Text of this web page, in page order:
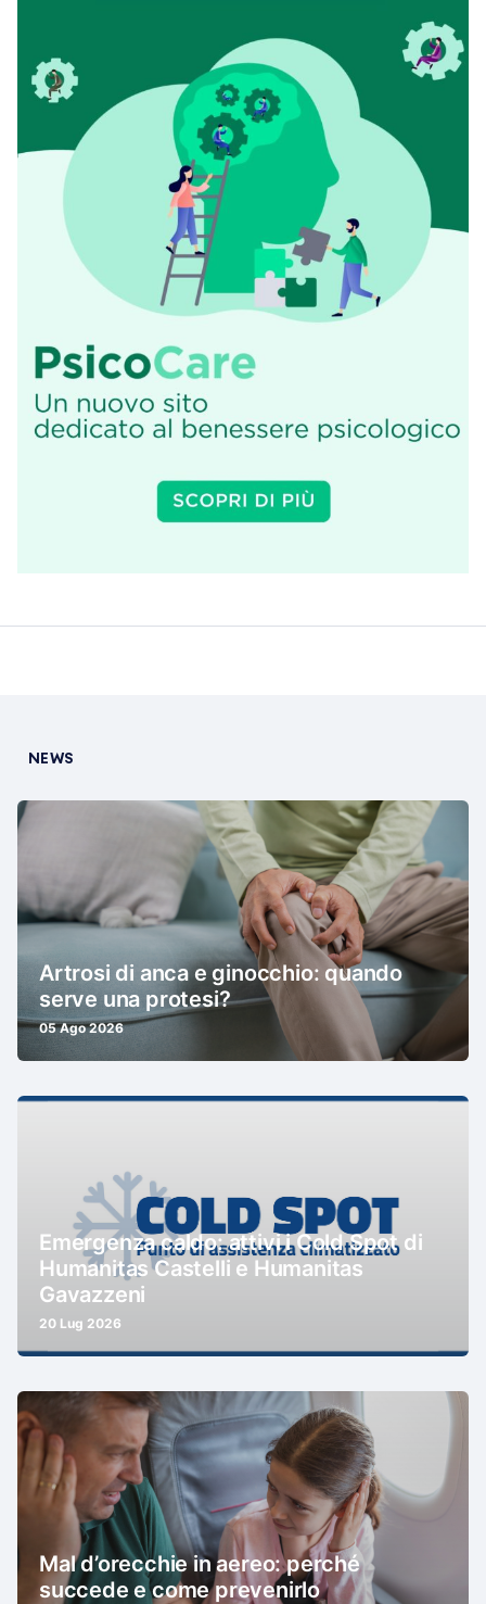
NEWS
Artrosi di anca e ginocchio: quando
serve una protesi?
05 Ago 2026
Emergenza caldo: attivi i Cold Spot di
Humanitas Castelli e Humanitas
Gavazzeni
20 Lug 2026
Mal d’orecchie in aereo: perché
succede e come prevenirlo